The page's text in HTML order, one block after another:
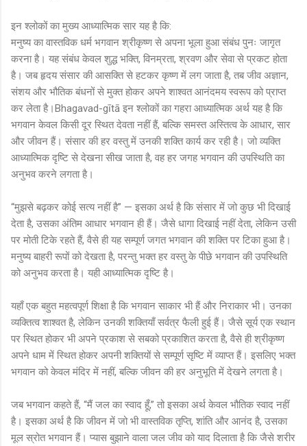
इन श्लोकों का मुख्य आध्यात्मिक सार यह है कि:
मनुष्य का वास्तविक धर्म भगवान श्रीकृष्ण से अपना भूला हुआ संबंध पुनः जागृत
करना है। यह संबंध केवल शुद्ध भक्ति, विनम्रता, श्रवण और सेवा से प्रकट होता
है। जब हृदय संसार की आसक्ति से हटकर कृष्ण में लग जाता है, तब जीव अज्ञान,
संशय और भौतिक बंधनों से मुक्त होकर अपने शाश्वत आनंदमय स्वरूप को प्राप्त
कर लेता है।Bhagavad-gītā इन श्लोकों का गहरा आध्यात्मिक अर्थ यह है कि
भगवान केवल किसी दूर स्थित देवता नहीं हैं, बल्कि समस्त अस्तित्व के आधार, सार
और जीवन हैं। संसार की हर वस्तु में उनकी शक्ति कार्य कर रही है। जो व्यक्ति
आध्यात्मिक दृष्टि से देखना सीख जाता है, वह हर जगह भगवान की उपस्थिति का
अनुभव करने लगता है।
“मुझसे बढ़कर कोई सत्य नहीं है” — इसका अर्थ है कि संसार में जो कुछ भी दिखाई
देता है, उसका अंतिम आधार भगवान ही हैं। जैसे धागा दिखाई नहीं देता, लेकिन उसी
पर मोती टिके रहते हैं, वैसे ही यह सम्पूर्ण जगत भगवान की शक्ति पर टिका हुआ है।
मनुष्य बाहरी रूपों को देखता है, परन्तु भक्त हर वस्तु के पीछे भगवान की उपस्थिति
को अनुभव करता है। यही आध्यात्मिक दृष्टि है।
यहाँ एक बहुत महत्वपूर्ण शिक्षा है कि भगवान साकार भी हैं और निराकार भी। उनका
व्यक्तित्व शाश्वत है, लेकिन उनकी शक्तियाँ सर्वत्र फैली हुई हैं। जैसे सूर्य एक स्थान
पर स्थित होकर भी अपने प्रकाश से सबको प्रकाशित करता है, वैसे ही श्रीकृष्ण
अपने धाम में स्थित होकर अपनी शक्तियों से सम्पूर्ण सृष्टि में व्याप्त हैं। इसलिए भक्त
भगवान को केवल मंदिर में नहीं, बल्कि जीवन की हर अनुभूति में देखने लगता है।
जब भगवान कहते हैं, “मैं जल का स्वाद हूँ,” तो इसका अर्थ केवल भौतिक स्वाद नहीं
है। इसका अर्थ है कि जीवन में जो भी वास्तविक तृप्ति, शांति और आनंद है, उसका
मूल स्रोत भगवान हैं। प्यास बुझाने वाला जल जीव को याद दिलाता है कि जैसे शरीर